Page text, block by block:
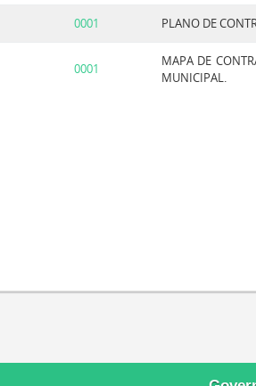
0001 PLANO DE
0001
MAPA DE
MUNICIPAL.